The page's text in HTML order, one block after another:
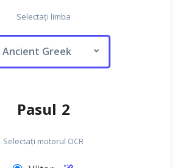
Selectați limba
Ancient Greek
Pasul 2
Selectați motorul OCR